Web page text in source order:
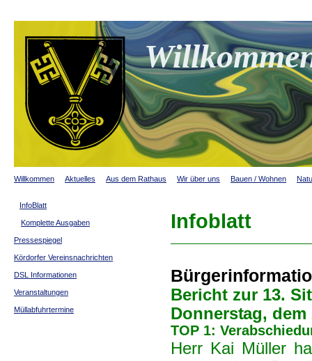
Willkommen Aktuelles Aus dem Rathaus Wir über uns Bauen / Wohnen
Infoblatt
Bericht zur 13.
Donnerstag, dem
TOP 1:
Herr Kai Müller
InfoBlatt
Komplette Ausgaben
Pressespiegel
Kördorfer Vereinsnachrichten
DSL Informationen
Veranstaltungen
Müllabfuhrtermine